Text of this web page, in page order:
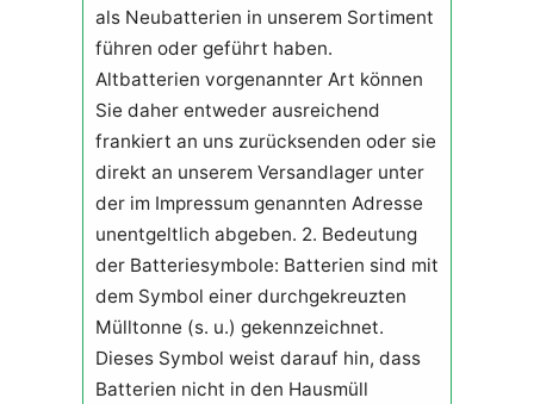
als Neubatterien in unserem Sortiment
führen oder geführt haben.
Altbatterien vorgenannter Art können
Sie daher entweder ausreichend
frankiert an uns zurücksenden oder sie
direkt an unserem Versandlager unter
der im Impressum genannten Adresse
unentgeltlich abgeben. 2. Bedeutung
der Batteriesymbole: Batterien sind mit
dem Symbol einer durchgekreuzten
Mülltonne (s. u.) gekennzeichnet.
Dieses Symbol weist darauf hin, dass
Batterien nicht in den Hausmüll